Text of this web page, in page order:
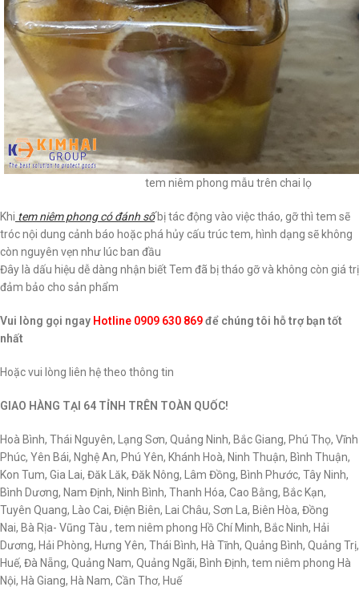
tem niêm phong mẫu trên chai lọ
Khi tem niêm phong có đánh sốbị tác động vào việc tháo, gỡ thì tem sẽ
tróc nội dung cảnh báo hoặc phá hủy cấu trúc tem, hình dạng sẽ không
còn nguyên vẹn như lúc ban đầu
Đây là dấu hiệu dễ dàng nhận biết Tem đã bị tháo gỡ và không còn giá trị
đảm bảo cho sản phẩm
Vui lòng gọi ngay Hotline 0909 630 869để chúng tôi hỗ trợ bạn tốt
nhất
Hoặc vui lòng liên hệ theo thông tin
GIAO HÀNG TẠI 64 TỈNH TRÊN TOÀN QUỐC!
Hoà Bình, Thái Nguyên, Lạng Sơn, Quảng Ninh, Bắc Giang, Phú Thọ, Vĩnh
Phúc, Yên Bái, Nghệ An, Phú Yên, Khánh Hoà, Ninh Thuận, Bình Thuận,
Kon Tum, Gia Lai, Đăk Lăk, Đăk Nông, Lâm Đồng, Bình Phước, Tây Ninh,
Bình Dương, Nam Định, Ninh Bình, Thanh Hóa, Cao Bằng, Bắc Kạn,
Tuyên Quang, Lào Cai, Điện Biên, Lai Châu, Sơn La, Biên Hòa, Đồng
Nai, Bà Rịa- Vũng Tàu , tem niêm phong Hồ Chí Minh, Bắc Ninh, Hải
Dương, Hải Phòng, Hưng Yên, Thái Bình, Hà Tĩnh, Quảng Bình, Quảng Trị,
Huế, Đà Nẵng, Quảng Nam, Quảng Ngãi, Bình Định, tem niêm phong Hà
Nội, Hà Giang, Hà Nam, Cần Thơ, Huế